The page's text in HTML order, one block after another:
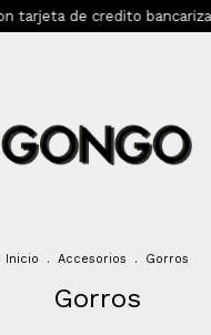
de credito
Inicio . Accesorios . Gorros
Gorros